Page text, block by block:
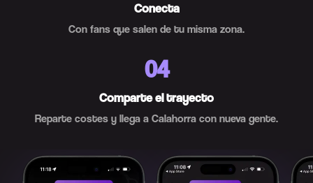
Conecta
Con fans que salen de tu misma zona.
04
Comparte el trayecto
Reparte costes y llega a Calahorra con nueva gente.